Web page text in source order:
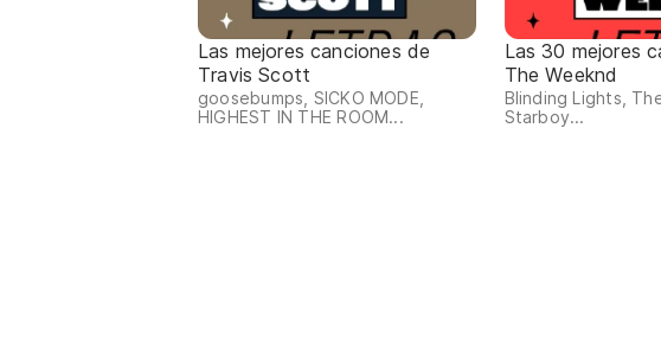
Las mejores canciones de
Travis Scott
goosebumps, SICKO MODE,
HIGHEST IN THE ROOM...
Las 30 mejores
The Weeknd
Blinding Lights,
Starboy...